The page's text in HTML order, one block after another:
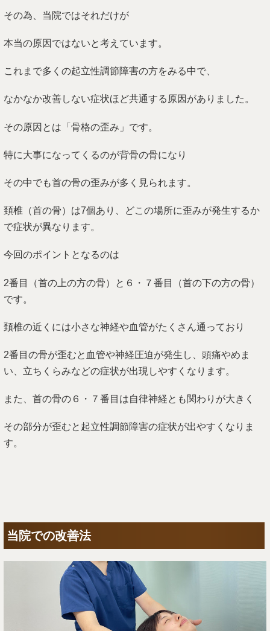
その為、当院ではそれだけが
本当の原因ではないと考えています。
これまで多くの起立性調節障害の方をみる中で、
なかなか改善しない症状ほど共通する原因がありました。
その原因とは「骨格の歪み」です。
特に大事になってくるのが背骨の骨になり
その中でも首の骨の歪みが多く見られます。
頚椎（首の骨）は7個あり、どこの場所に歪みが発生するか
で症状が異なります。
今回のポイントとなるのは
2番目（首の上の方の骨）と６・７番目（首の下の方の骨）
です。
頚椎の近くには小さな神経や血管がたくさん通っており
2番目の骨が歪むと血管や神経圧迫が発生し、頭痛やめま
い、立ちくらみなどの症状が出現しやすくなります。
また、首の骨の６・７番目は自律神経とも関わりが大きく
その部分が歪むと起立性調節障害の症状が出やすくなりま
す。
当院での改善法